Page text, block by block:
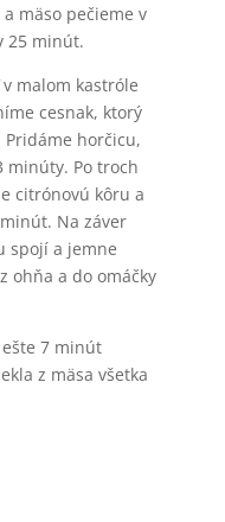
mäso pečieme v
25 minút.
malom kastróle
cesnak, ktorý
horčicu,
minúty. Po troch
citrónovú kôru a
Na záver
spojí a jemne
ohňa a do omáčky
7 minút
z mäsa všetka